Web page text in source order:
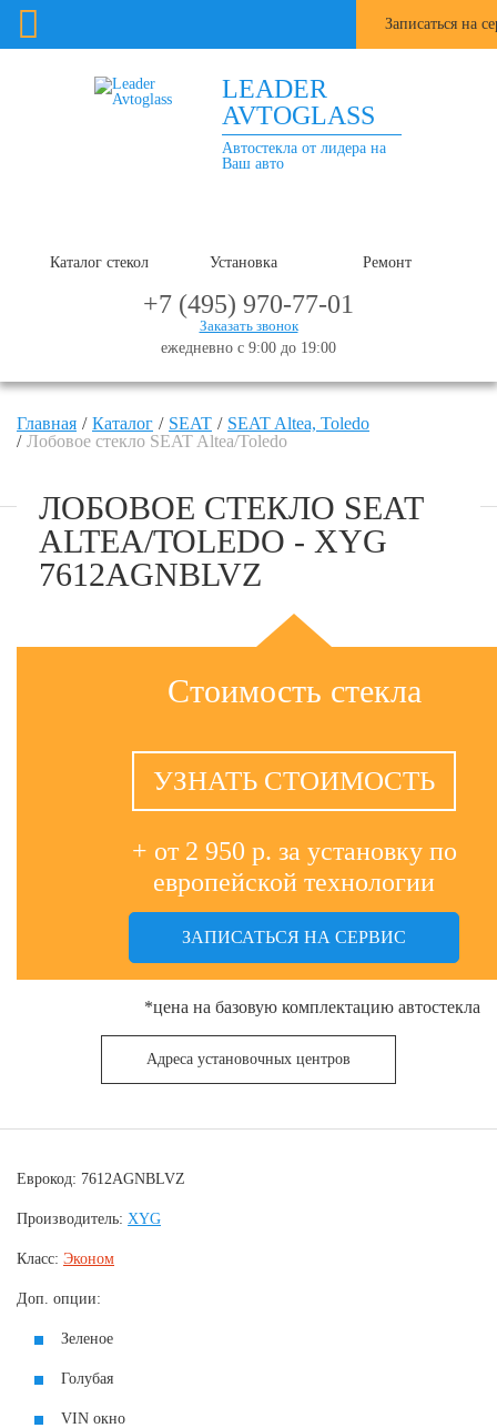
Записаться на
LEADER
AVTOGLASS
Автостекла от лидера на
Ваш авто
Каталог стекол Установка Ремонт
+7 (495) 970-77-01
Заказать звонок
ежедневно с 9:00 до 19:00
Главная Каталог SEAT
SEAT Altea, Toledo
Лобовое стекло SEAT Altea/Toledo
ЛОБОВОЕ СТЕКЛО SEAT
ALTEA/TOLEDO - XYG
7612AGNBLVZ
Стоимость стекла
УЗНАТЬ СТОИМОСТЬ
+ от 2 950 р. за установку по
европейской технологии
ЗАПИСАТЬСЯ НА СЕРВИС
*цена на базовую комплектацию автостекла
Адреса установочных центров
Еврокод: 7612AGNBLVZ
Производитель: XYG
Класс: Эконом
Доп. опции:
Зеленое
Голубая
VIN окно